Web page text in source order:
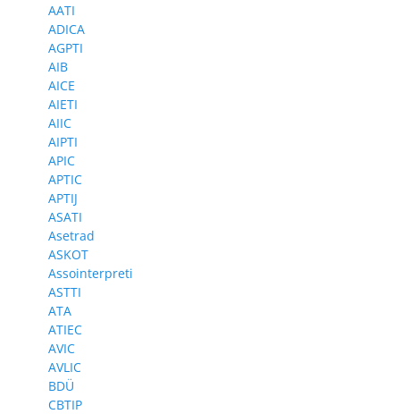
AATI
ADICA
AGPTI
AIB
AICE
AIETI
AIIC
AIPTI
APIC
APTIC
APTIJ
ASATI
Asetrad
ASKOT
Assointerpreti
ASTTI
ATA
ATIEC
AVIC
AVLIC
BDÜ
CBTIP